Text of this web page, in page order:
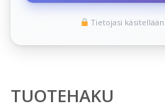
Tietojasi
TUOTEHAKU